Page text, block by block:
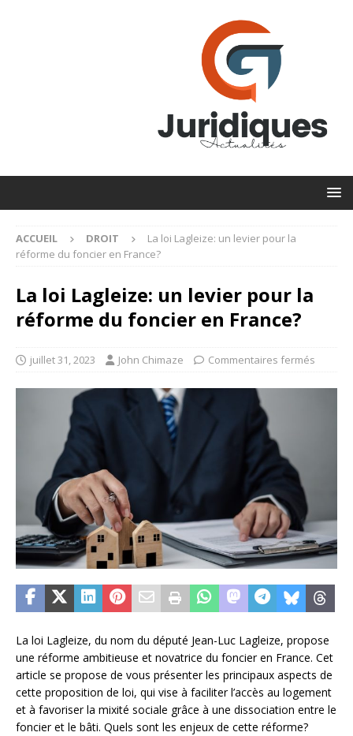
ACCUEIL DROIT
La loi Lagleize: un levier pour la
réforme du foncier en France?
La loi Lagleize: un levier pour la
réforme du foncier en France?
juillet 31, 2023 John Chimaze Commentaires fermés
La loi Lagleize, du nom du député Jean-Luc Lagleize, propose
une réforme ambitieuse et novatrice du foncier en France. Cet
article se propose de vous présenter les principaux aspects de
cette proposition de loi, qui vise à faciliter l’accès au logement
et à favoriser la mixité sociale grâce à une dissociation entre le
foncier et le bâti. Quels sont les enjeux de cette réforme?